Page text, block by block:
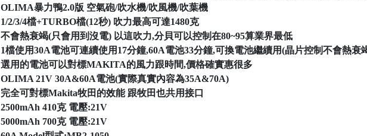
OLIMA暴力鴨2.0版 空氣砲/吹水機/吹風機/吹葉機
1/2/3/4檔+TURBO檔(12秒) 吹力最高可達1480克
不會熱衰竭(只會用到沒電) 以這吹力,分貝可以控制在80~95算業界最低
1檔使用30A電池可連續使用17分鐘,60A電池33分鐘,可換電池繼續用(晶片控制不會熱衰
選用的電池可以對標MAKITA的風力跟時間,價格確實惠很多
OLIMA 21V 30A&60A電池(實際真實內容為35A&70A)
完全可對標Makita牧田的效能 跟牧田也共用接口
2500mAh 410克 電壓:21V
5000mAh 700克 電壓:21V